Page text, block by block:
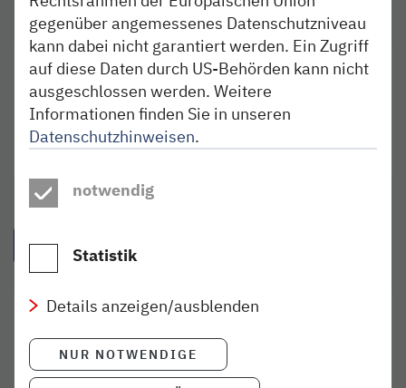
TICKETS KAUFEN
Alle Kaufmöglichkeiten online und vor Ort
mehr
IDEEN AUS DEM BLOG
Matjes, jes-jes-jes
gegenüber angemessenes Datenschutzniveau
kann dabei nicht garantiert werden. Ein Zugriff
auf diese Daten durch US-Behörden kann nicht
ausgeschlossen werden. Weitere
Informationen finden Sie in unseren
Datenschutzhinweisen.
notwendig
Statistik
Details anzeigen/ausblenden
NUR NOTWENDIGE